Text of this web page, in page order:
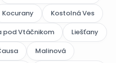
Kocurany Kostolná Ves
pod Vtáčnikom
Liešťany
Malinová